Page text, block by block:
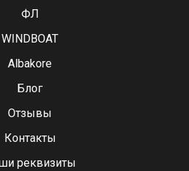
ФЛ
WINDBOAT
Albakore
Блог
Отзывы
Контакты
реквизиты